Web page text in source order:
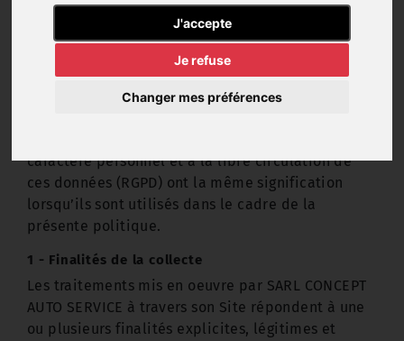
J'accepte
Je refuse
Changer mes préférences
données à caractère personnel mis en oeuvre par
SARL CONCEPT AUTO SERVICE en sa qualité de
responsable de traitement.
Les termes qui sont définis par le Règlement (UE)
2016/679 du Parlement européen et du Conseil du
caractère personnel et à la libre circulation de
ces données (RGPD) ont la même signification
lorsqu’ils sont utilisés dans le cadre de la
présente politique.
1 - Finalités de la collecte
Les traitements mis en oeuvre par SARL CONCEPT
AUTO SERVICE à travers son Site répondent à une
ou plusieurs finalités explicites, légitimes et